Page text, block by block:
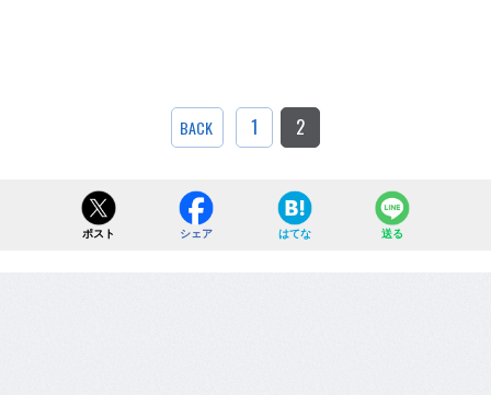
BACK 1 2
ポスト シェア はてな 送る